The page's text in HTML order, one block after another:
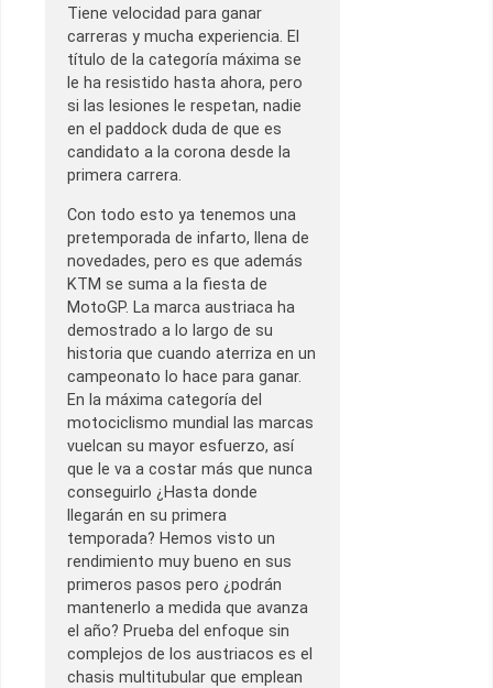
Tiene velocidad para ganar
carreras y mucha experiencia. El
título de la categoría máxima se
le ha resistido hasta ahora, pero
si las lesiones le respetan, nadie
en el paddock duda de que es
candidato a la corona desde la
primera carrera.
Con todo esto ya tenemos una
pretemporada de infarto, llena de
novedades, pero es que además
KTM se suma a la fiesta de
MotoGP. La marca austriaca ha
demostrado a lo largo de su
historia que cuando aterriza en un
campeonato lo hace para ganar.
En la máxima categoría del
motociclismo mundial las marcas
vuelcan su mayor esfuerzo, así
que le va a costar más que nunca
conseguirlo ¿Hasta donde
llegarán en su primera
temporada? Hemos visto un
rendimiento muy bueno en sus
primeros pasos pero ¿podrán
mantenerlo a medida que avanza
el año? Prueba del enfoque sin
complejos de los austriacos es el
chasis multitubular que emplean